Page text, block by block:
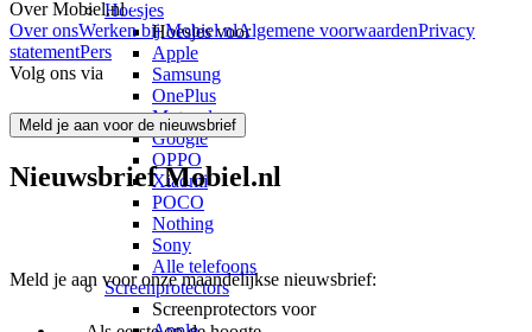
Hoesjes
Hoesjes voor
Apple
Samsung
OnePlus
Motorola
Google
OPPO
Xiaomi
POCO
Nothing
Sony
Alle telefoons
Screenprotectors
Screenprotectors voor
Over Mobiel.nl
Over onsWerken bij Mobiel.nlAlgemene voorwaardenPrivacy
statementPers
Volg ons via
Meld je aan voor de nieuwsbrief
Nieuwsbrief Mobiel.nl
Meld je aan voor onze maandelijkse nieuwsbrief: